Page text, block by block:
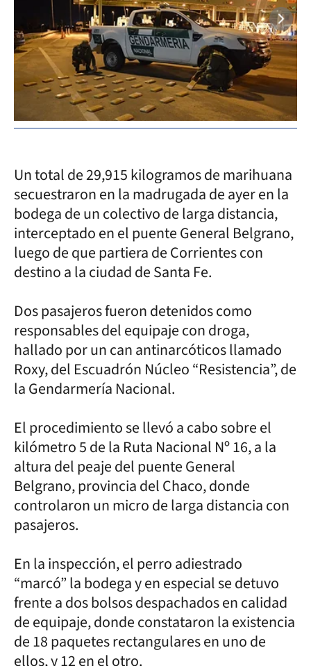
Un total de 29,915 kilogramos de marihuana
secuestraron en la madrugada de ayer en la
bodega de un colectivo de larga distancia,
interceptado en el puente General Belgrano,
luego de que partiera de Corrientes con
destino a la ciudad de Santa Fe.
Dos pasajeros fueron detenidos como
responsables del equipaje con droga,
hallado por un can antinarcóticos llamado
Roxy, del Escuadrón Núcleo “Resistencia”, de
la Gendarmería Nacional.
El procedimiento se llevó a cabo sobre el
kilómetro 5 de la Ruta Nacional Nº 16, a la
altura del peaje del puente General
Belgrano, provincia del Chaco, donde
controlaron un micro de larga distancia con
pasajeros.
En la inspección, el perro adiestrado
“marcó” la bodega y en especial se detuvo
frente a dos bolsos despachados en calidad
de equipaje, donde constataron la existencia
de 18 paquetes rectangulares en uno de
ellos, y 12 en el otro.